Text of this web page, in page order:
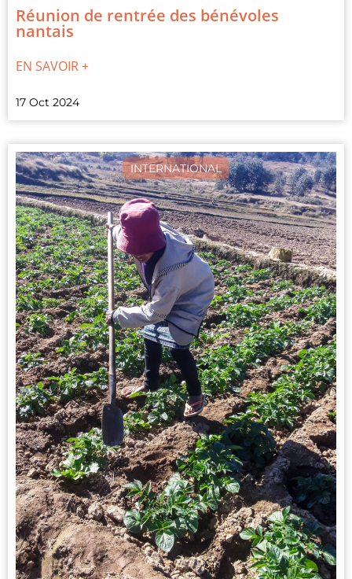
Réunion de rentrée des bénévoles
nantais
EN SAVOIR +
17 Oct 2024
INTERNATIONAL